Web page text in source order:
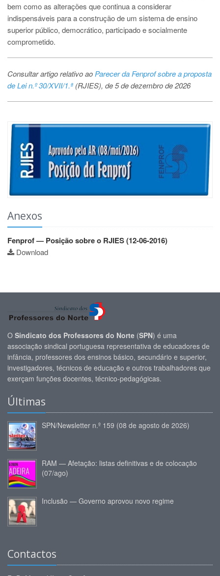
bem como as alterações que continua a considerar
indispensáveis para a construção de um sistema de ensino
superior público, democrático, participado e socialmente
comprometido.
Consultar artigo relativo ao Parecer da Fenprof sobre a proposta
de Lei n.º 30/XVII/1.ª (RJIES), de 5 de dezembro de 2026
Anexos
Fenprof — Posição sobre o RJIES (12-06-2016)
Download
O Sindicato dos Professores do Norte (SPN) é uma
associação sindical portuguesa representativa de educadores de
infância, professores dos ensinos básico, secundário e superior,
investigadores, técnicos de educação e outros trabalhadores que
exerçam funções docentes, técnico-pedagógicas.
Últimas
SPN/Newsletter n.º 159 (08 de agosto de 2026)
RAM — Afetação: listas definitivas e de colocação
(07/ago)
Inclusão — Governo aprovou novo regime
Contactos